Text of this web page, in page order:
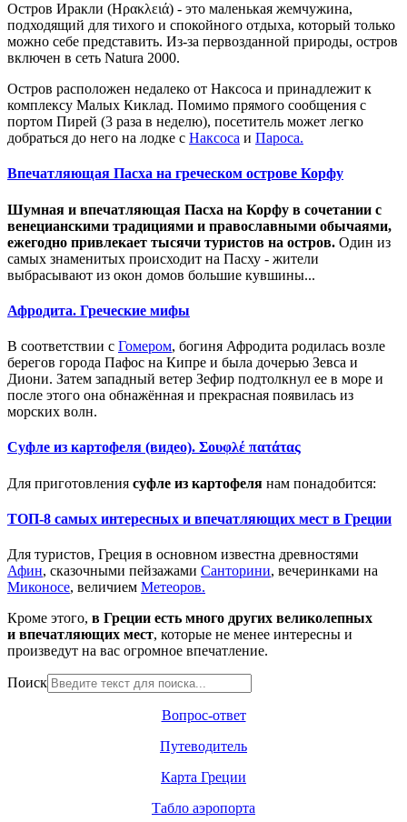
Остров Иракли (Ηρακλειά) - это маленькая жемчужина,
подходящий для тихого и спокойного отдыха, который только
можно себе представить. Из-за первозданной природы, остров
включен в сеть Natura 2000.
Остров расположен недалеко от Наксоса и принадлежит к
комплексу Малых Киклад. Помимо прямого сообщения с
портом Пирей (3 раза в неделю), посетитель может легко
добраться до него на лодке с Наксоса и Пароса.
Впечатляющая Пасха на греческом острове Корфу
Шумная и впечатляющая Пасха на Корфу в сочетании с
венецианскими традициями и православными обычаями,
ежегодно привлекает тысячи туристов на остров. Один из
самых знаменитых происходит на Пасху - жители
выбрасывают из окон домов большие кувшины...
Афродита. Греческие мифы
В соответствии с Гомером, богиня Афродита родилась возле
берегов города Пафос на Кипре и была дочерью Зевса и
Диони. Затем западный ветер Зефир подтолкнул ее в море и
после этого она обнажённая и прекрасная появилась из
морских волн.
Суфле из картофеля (видео). Σουφλέ πατάτας
Для приготовления суфле из картофеля нам понадобится:
ТОП-8 самых интересных и впечатляющих мест в Греции
Для туристов, Греция в основном известна древностями
Афин, сказочными пейзажами Санторини, вечеринками на
Миконосе, величием Метеоров.
Кроме этого, в Греции есть много других великолепных
и впечатляющих мест, которые не менее интересны и
произведут на вас огромное впечатление.
Поиск
Вопрос-ответ
Путеводитель
Карта Греции
Табло аэропорта